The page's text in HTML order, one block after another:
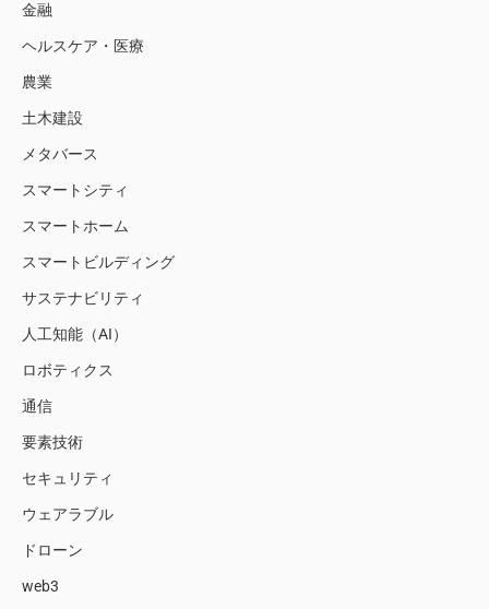
金融
ヘルスケア・医療
農業
土木建設
メタバース
スマートシティ
スマートホーム
スマートビルディング
サステナビリティ
人工知能（AI）
ロボティクス
通信
要素技術
セキュリティ
ウェアラブル
ドローン
web3